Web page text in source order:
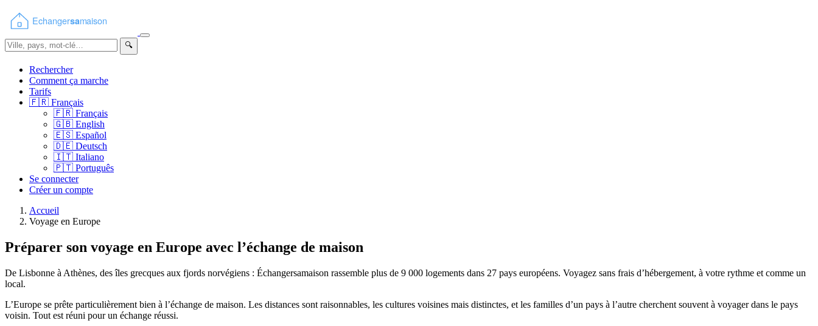
🔍
Rechercher
Comment ça marche
Tarifs
🇫🇷 Français
🇫🇷 Français
🇬🇧 English
🇪🇸 Español
🇩🇪 Deutsch
🇮🇹 Italiano
🇵🇹 Português
Se connecter
Créer un compte
Accueil
Voyage en Europe
Préparer son voyage en Europe avec l’échange de maison
De Lisbonne à Athènes, des îles grecques aux fjords norvégiens : Échangersamaison rassemble plus de 9 000 logements dans 27 pays européens. Voyagez sans frais d’hébergement, à votre rythme et comme un
local.
L’Europe se prête particulièrement bien à l’échange de maison. Les distances sont raisonnables, les cultures voisines mais distinctes, et les familles d’un pays à l’autre cherchent souvent à voyager dans le pays
voisin. Tout est réuni pour un échange réussi.